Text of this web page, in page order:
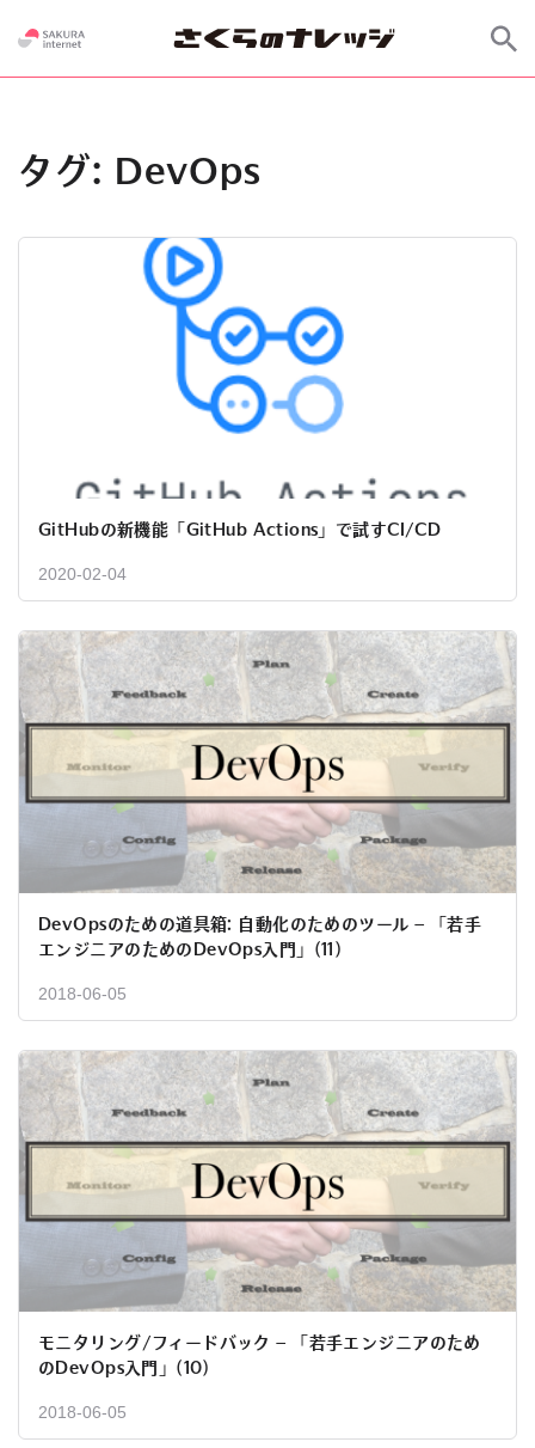
タグ: DevOps
GitHubの新機能「GitHub Actions」で試すCI/CD
2020-02-04
DevOpsのための道具箱: 自動化のためのツール – 「若手
エンジニアのためのDevOps入門」(11)
2018-06-05
モニタリング/フィードバック – 「若手エンジニアのため
のDevOps入門」(10)
2018-06-05